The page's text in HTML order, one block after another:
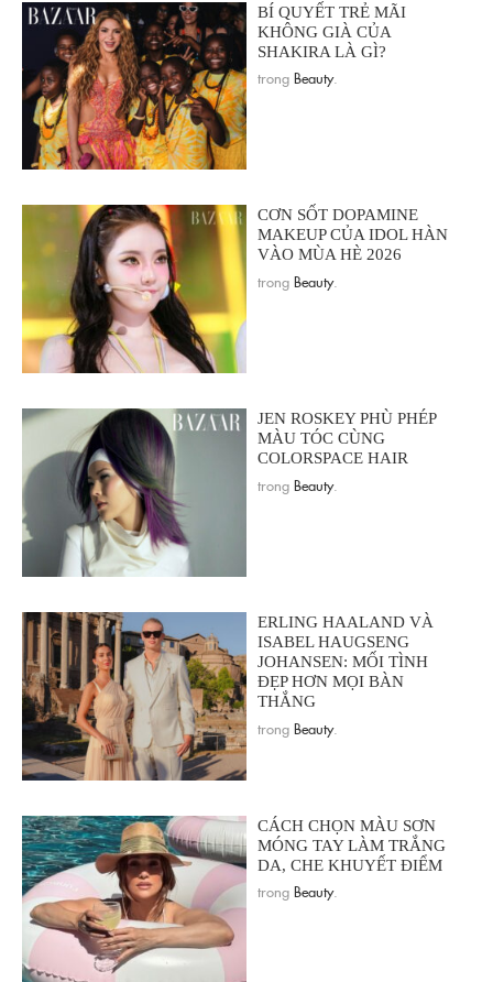
BÍ QUYẾT TRẺ MÃI
KHÔNG GIÀ CỦA
SHAKIRA LÀ GÌ?
trong Beauty.
CƠN SỐT DOPAMINE
MAKEUP CỦA IDOL HÀN
VÀO MÙA HÈ 2026
trong Beauty.
JEN ROSKEY PHÙ PHÉP
MÀU TÓC CÙNG
COLORSPACE HAIR
trong Beauty.
ERLING HAALAND VÀ
ISABEL HAUGSENG
JOHANSEN: MỐI TÌNH
ĐẸP HƠN MỌI BÀN
THẮNG
trong Beauty.
CÁCH CHỌN MÀU SƠN
MÓNG TAY LÀM TRẮNG
DA, CHE KHUYẾT ĐIỂM
trong Beauty.